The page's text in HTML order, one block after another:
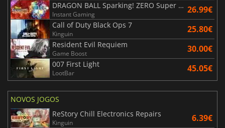
DRAGON BALL Sparking! ZERO Super Limit Breaking NEO
Instant Gaming 26.99€
Call of Duty Black Ops 7
Kinguin 25.80€
Resident Evil Requiem
Game Boost 30.00€
007 First Light
LootBar 45.05€
NOVOS JOGOS
ReStory Chill Electronics Repairs
Kinguin 6.39€